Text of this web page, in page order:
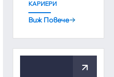
КАРИЕРИ
Виж Повече